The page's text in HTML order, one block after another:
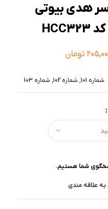
هدی بیوتی
تومان
شماره 101 , شماره 102 , شماره 103
شما هستیم.
به علاقه مندی